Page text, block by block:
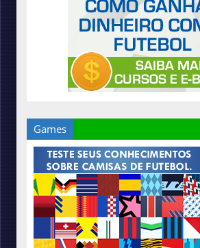
Games